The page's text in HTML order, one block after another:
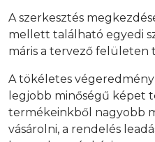
A szerkesztés
mellett található egyedi
máris a tervező felületen
A tökéletes
legjobb minőségű képet
termékeinkből nagyobb
vásárolni, a rendelés